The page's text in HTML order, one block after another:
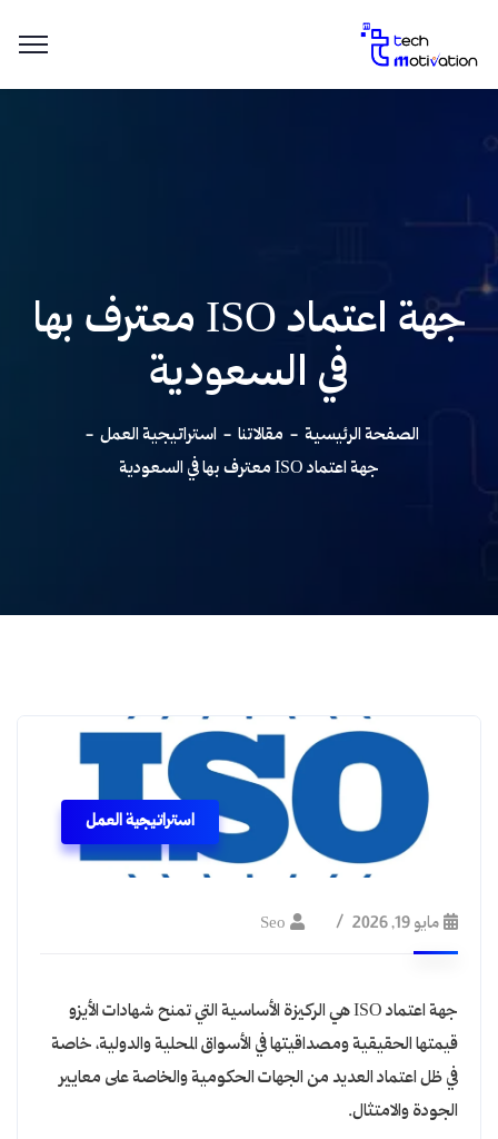
جهة اعتماد ISO معترف بها
في السعودية
الصفحة الرئيسية مقالاتنا
استراتيجية العمل
جهة اعتماد ISO معترف بها في السعودية
استراتيجية العمل
مايو 19, 2026 Seo
جهة اعتماد ISO هي الركيزة الأساسية التي تمنح شهادات الأيزو
قيمتها الحقيقية ومصداقيتها في الأسواق المحلية والدولية، خاصة
في ظل اعتماد العديد من الجهات الحكومية والخاصة على معايير
الجودة والامتثال.